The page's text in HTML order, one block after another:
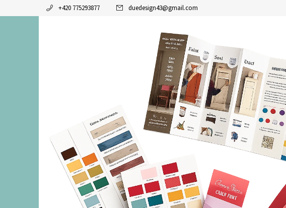
+420 775293877 duedesign43@gmail.com